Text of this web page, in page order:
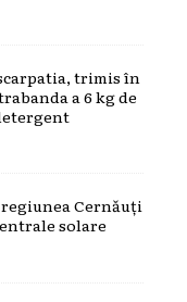
trimis în
a 6 kg de
Cernăuți
solare